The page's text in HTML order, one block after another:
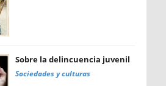
Sobre la delincuencia juvenil
Sociedades y culturas